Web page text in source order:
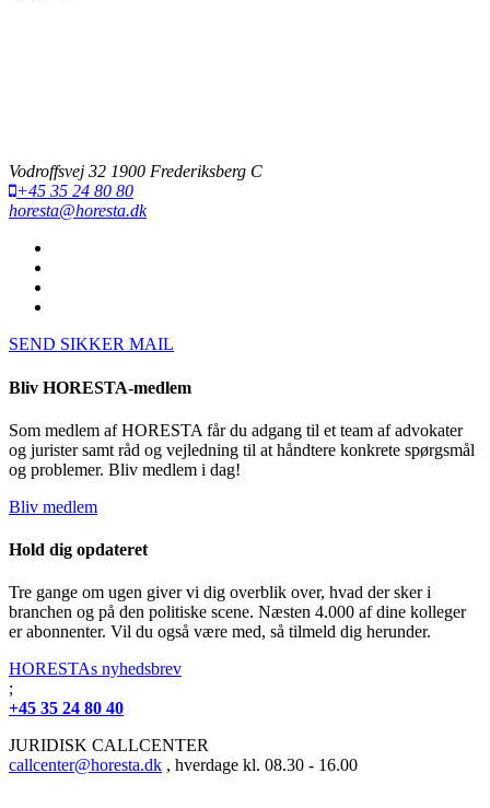
Vodroffsvej 32 1900 Frederiksberg C
+45 35 24 80 80
horesta@horesta.dk
SEND SIKKER MAIL
Bliv HORESTA-medlem
Som medlem af HORESTA får du adgang til et team af advokater
og jurister samt råd og vejledning til at håndtere konkrete spørgsmål
og problemer. Bliv medlem i dag!
Bliv medlem
Hold dig opdateret
Tre gange om ugen giver vi dig overblik over, hvad der sker i
branchen og på den politiske scene. Næsten 4.000 af dine kolleger
er abonnenter. Vil du også være med, så tilmeld dig herunder.
HORESTAs nyhedsbrev
;
+45 35 24 80 40
JURIDISK CALLCENTER
callcenter@horesta.dk , hverdage kl. 08.30 - 16.00